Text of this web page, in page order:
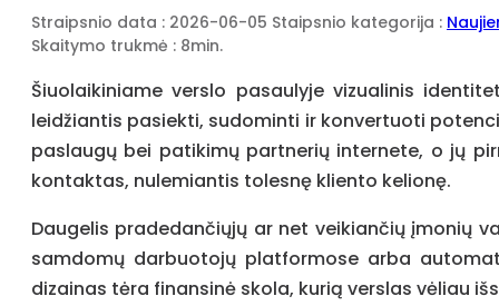
Straipsnio data : 2026-06-05 Staipsnio kategorija :
Skaitymo trukmė : 8min.
Šiuolaikiniame verslo pasaulyje vizualinis
leidžiantis pasiekti, sudominti ir konvertuoti
paslaugų bei patikimų partnerių internete, o jų
kontaktas, nulemiantis tolesnę kliento kelionę.
Daugelis pradedančiųjų ar net veikiančių įmonių
samdomų darbuotojų platformose arba
dizainas tėra finansinė skola, kurią verslas vėliau